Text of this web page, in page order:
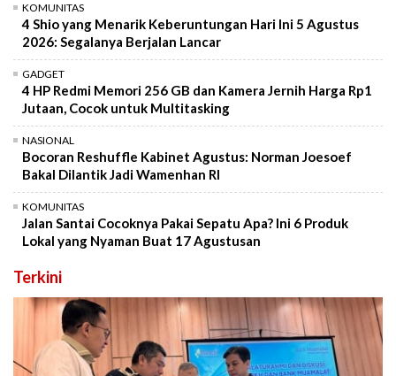
KOMUNITAS
4 Shio yang Menarik Keberuntungan Hari Ini 5 Agustus
2026: Segalanya Berjalan Lancar
GADGET
4 HP Redmi Memori 256 GB dan Kamera Jernih Harga Rp1
Jutaan, Cocok untuk Multitasking
NASIONAL
Bocoran Reshuffle Kabinet Agustus: Norman Joesoef
Bakal Dilantik Jadi Wamenhan RI
KOMUNITAS
Jalan Santai Cocoknya Pakai Sepatu Apa? Ini 6 Produk
Lokal yang Nyaman Buat 17 Agustusan
Terkini